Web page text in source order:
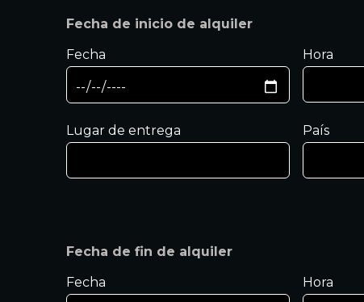
Fecha de inicio de alquiler
Fecha
Hora
Lugar de entrega País
Fecha de fin de alquiler
Fecha
Hora